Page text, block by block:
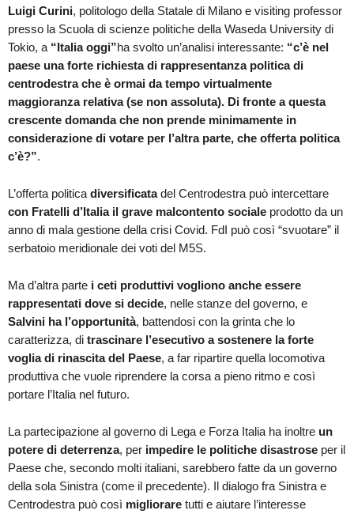
Luigi Curini, politologo della Statale di Milano e visiting professor
presso la Scuola di scienze politiche della Waseda University di
Tokio, a “Italia oggi”ha svolto un’analisi interessante: “c’è nel
paese una forte richiesta di rappresentanza politica di
centrodestra che è ormai da tempo virtualmente
maggioranza relativa (se non assoluta). Di fronte a questa
crescente domanda che non prende minimamente in
considerazione di votare per l’altra parte, che offerta politica
c’è?”.
L’offerta politica diversificatadel Centrodestra può intercettare
con Fratelli d’Italia il grave malcontento sociale prodotto da un
anno di mala gestione della crisi Covid. FdI può così “svuotare” il
serbatoio meridionale dei voti del M5S.
Ma d’altra parte i ceti produttivi vogliono anche essere
rappresentati dove si decide, nelle stanze del governo, e
Salvini ha l’opportunità, battendosi con la grinta che lo
caratterizza, di trascinare l’esecutivo a sostenere la forte
voglia di rinascita del Paese, a far ripartire quella locomotiva
produttiva che vuole riprendere la corsa a pieno ritmo e così
portare l’Italia nel futuro.
La partecipazione al governo di Lega e Forza Italia ha inoltre un
potere di deterrenza, per impedire le politiche disastrose per il
Paese che, secondo molti italiani, sarebbero fatte da un governo
della sola Sinistra (come il precedente). Il dialogo fra Sinistra e
Centrodestra può così migliorare tutti e aiutare l’interesse